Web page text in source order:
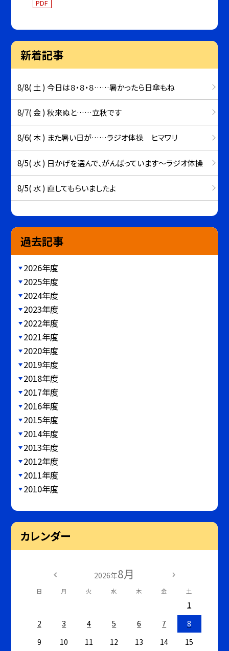
PDF
新着記事
8/8( 土 ) 今日は８・８・８……暑かったら日傘もね
8/7( 金 ) 秋来ぬと……立秋です
8/6( 木 ) また暑い日が……ラジオ体操 ヒマワリ
8/5( 水 ) 日かげを選んで、がんばっています～ラジオ体操
8/5( 水 ) 直してもらいましたよ
過去記事
2026年度
2025年度
2024年度
2023年度
2022年度
2021年度
2020年度
2019年度
2018年度
2017年度
2016年度
2015年度
2014年度
2013年度
2012年度
2011年度
2010年度
カレンダー
2026年8月
日 月 火 水 木 金 土
1
2
3 4 5 6 7
8
9
10 11 12 13 14
15